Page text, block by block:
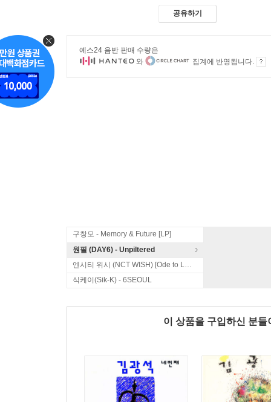
공유하기
예스24 음반 판매 수량은
와
집계에 반영됩니다.
구창모 - Memory & Future [LP]
원필 (DAY6) - Unpiltered
엔시티 위시 (NCT WISH) [Ode to Love]
식케이(Sik-K) - 6SEOUL
이 상품을 구입하신 분